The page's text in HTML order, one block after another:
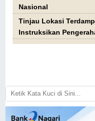
Nasional
Tinjau Lokasi
Instruksikan